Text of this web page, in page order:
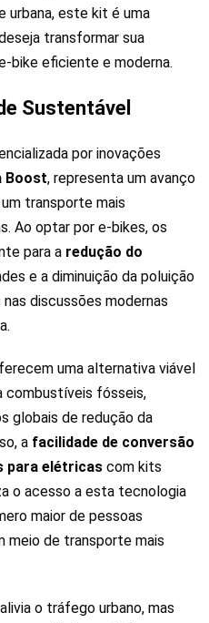
urbana, este kit é uma
transformar sua
bike eficiente e moderna.
Sustentável
por inovações
Boost, representa um avanço
transporte mais
Ao optar por e-bikes, os
para a redução do
e a diminuição da poluição
discussões modernas
uma alternativa viável
combustíveis fósseis,
globais de redução da
a facilidade de conversão
para elétricas com kits
o acesso a esta tecnologia
maior de pessoas
meio de transporte mais
o tráfego urbano, mas